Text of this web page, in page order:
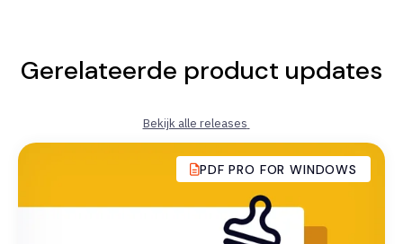
Gerelateerde product updates
Bekijk alle releases
PDF PRO FOR WINDOWS